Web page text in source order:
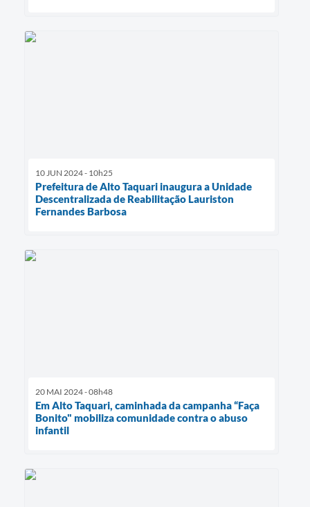
10 JUN 2024 - 10h25
Prefeitura de Alto Taquari inaugura a Unidade
Descentralizada de Reabilitação Lauriston
Fernandes Barbosa
20 MAI 2024 - 08h48
Em Alto Taquari, caminhada da campanha “Faça
Bonito" mobiliza comunidade contra o abuso
infantil